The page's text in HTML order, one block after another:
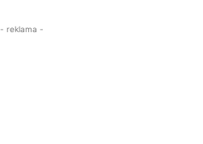
- reklama -